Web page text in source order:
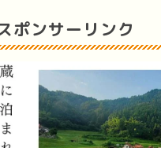
スポンサーリンク